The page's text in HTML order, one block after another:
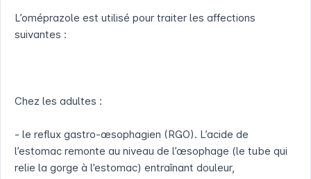
L’oméprazole est utilisé pour traiter les affections
suivantes :
Chez les adultes :
- le reflux gastro-œsophagien (RGO). L’acide de
l’estomac remonte au niveau de l’œsophage (le tube qui
relie la gorge à l’estomac) entraînant douleur,